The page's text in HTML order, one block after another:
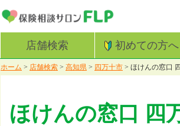
店舗検索 初めての方へ
ホーム > 店舗検索 > 高知県 > 四万十市 > ほけんの窓口
ほけんの窓口 四